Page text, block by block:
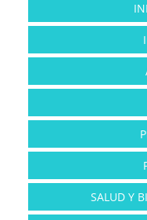
SALUD Y